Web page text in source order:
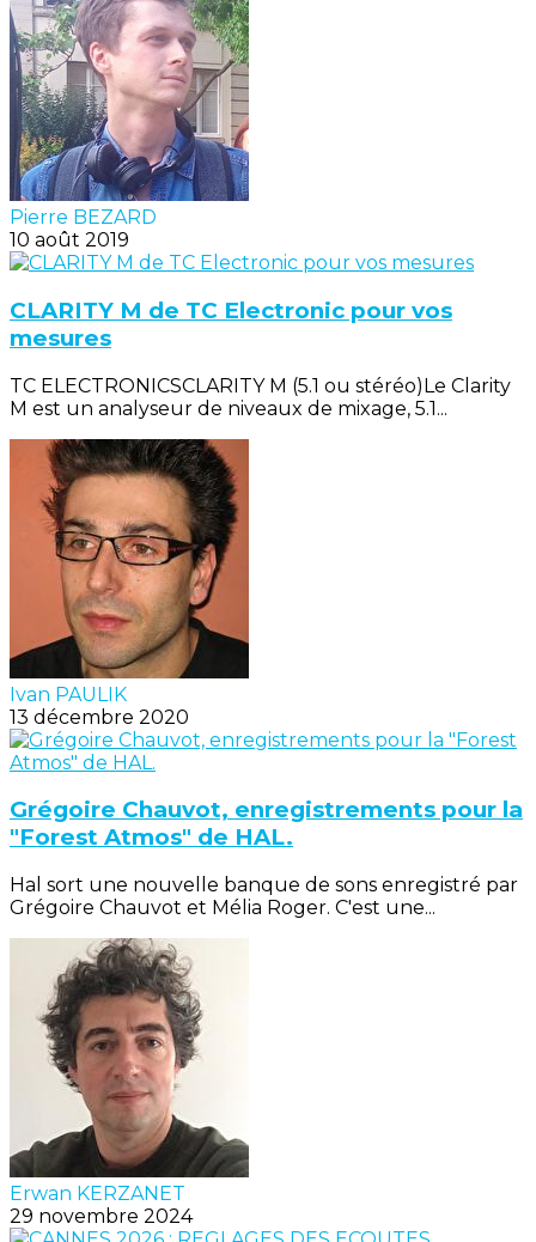
Pierre BEZARD
10 août 2019
CLARITY M de TC Electronic pour vos
mesures
TC ELECTRONICSCLARITY M (5.1 ou stéréo)Le Clarity
M est un analyseur de niveaux de mixage, 5.1...
Ivan PAULIK
13 décembre 2020
Grégoire Chauvot, enregistrements pour la
"Forest Atmos" de HAL.
Hal sort une nouvelle banque de sons enregistré par
Grégoire Chauvot et Mélia Roger. C'est une...
Erwan KERZANET
29 novembre 2024